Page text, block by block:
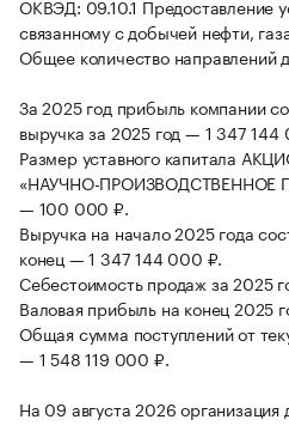
ОКВЭД: 09.10.1 Предоставление
связанному с добычей нефти,
Общее количество направлений
За 2025 год прибыль компании
выручка за 2025 год — 1 347
Размер уставного капитала
«НАУЧНО-ПРОИЗВОДСТВЕННОЕ
— 100 000 ₽.
Выручка на начало 2025 года
конец — 1 347 144 000 ₽.
Себестоимость продаж за
Валовая прибыль на конец
Общая сумма поступлений от
— 1 548 119 000 ₽.
На 09 августа 2026 организация